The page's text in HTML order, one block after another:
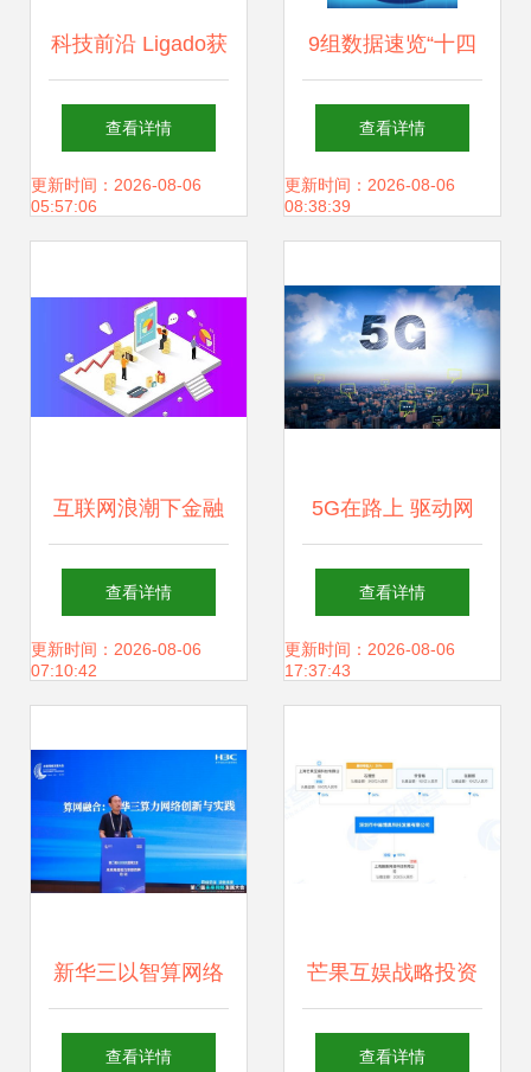
科技前沿 Ligado获
批部署5G与成都加
速布局鲲鹏生态
查看详情
更新时间：2026-08-06
05:57:06
9组数据速览“十四
五”互联网发展与网
络科技开发成绩单
查看详情
更新时间：2026-08-06
08:38:39
互联网浪潮下金融
行业的通信需求 网
络科技开发的机遇
查看详情
更新时间：2026-08-06
07:10:42
5G在路上 驱动网
络科技开发的变革
引擎
查看详情
更新时间：2026-08-06
17:37:43
新华三以智算网络
创新成果亮相第八
查看详情
芒果互娱战略投资
网游公司中赫博
查看详情